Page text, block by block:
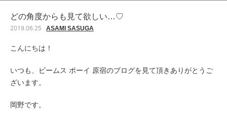
どの角度からも見て欲しい…♡
2019.06.25 ASAMI SASUGA
こんにちは！
いつも、ビームス ボーイ 原宿のブログを見て頂きありがとうご
ざいます。
岡野です。